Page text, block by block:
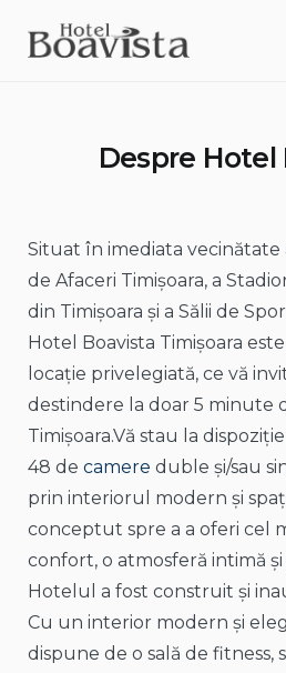
cu plăcere!
Rezervare
camere online,
Despre Hotel
Situat în imediata vecinătate
de Afaceri Timișoara, a
din Timișoara și a Sălii de
Hotel Boavista Timișoara
locație privelegiată, ce vă
destindere la doar 5 minute
Timișoara.Vă stau la
48 de camere duble și/sau
prin interiorul modern și
conceptut spre a a oferi cel
confort, o atmosferă intimă
Hotelul a fost construit și
Cu un interior modern și
dispune de o sală de fitness,